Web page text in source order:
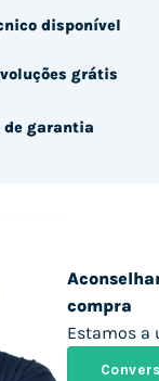
compra
Estamos a
disponível
grátis
de garantia